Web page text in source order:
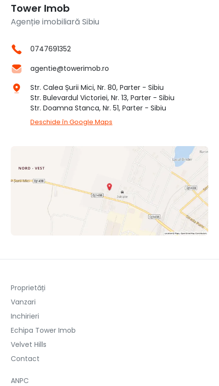
Tower Imob
Agenție imobiliară Sibiu
0747691352
agentie@towerimob.ro
Str. Calea Șurii Mici, Nr. 80, Parter - Sibiu
Str. Bulevardul Victoriei, Nr. 13, Parter - Sibiu
Str. Doamna Stanca, Nr. 51, Parter - Sibiu
Deschide în Google Maps
Proprietăți
Vanzari
Inchirieri
Echipa Tower Imob
Velvet Hills
Contact
ANPC